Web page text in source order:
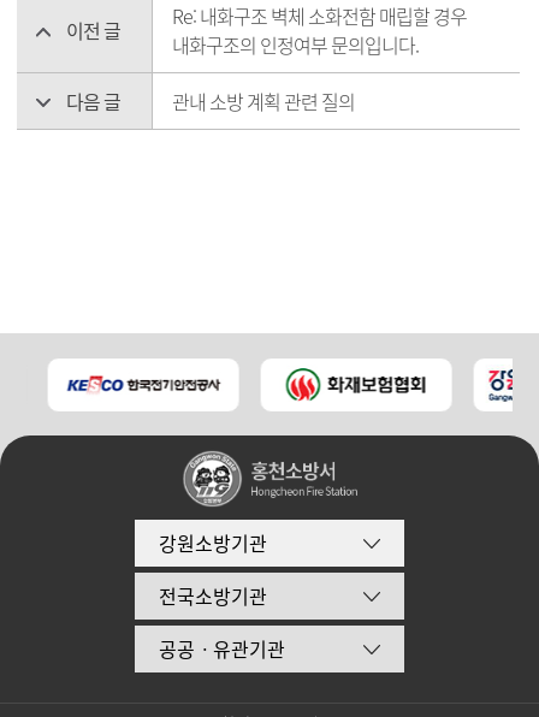
이전 글
Re: 내화구조 벽체 소화전함 매립할 경우
내화구조의 인정여부 문의입니다.
다음 글
관내 소방 계획 관련 질의
강원소방기관
전국소방기관
공공ㆍ유관기관